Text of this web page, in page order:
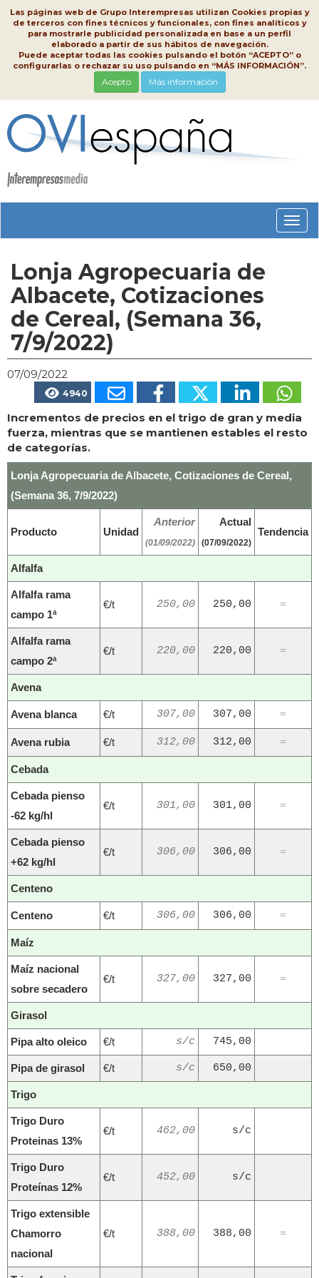
Las páginas web de Grupo Interempresas utilizan Cookies propias y
de terceros con fines técnicos y funcionales, con fines analíticos y
para mostrarle publicidad personalizada en base a un perfil
elaborado a partir de sus hábitos de navegación.
Puede aceptar todas las cookies pulsando el botón “ACEPTO” o
configurarlas o rechazar su uso pulsando en “MÁS INFORMACIÓN”.
Acepto Más información
Lonja Agropecuaria de
Albacete, Cotizaciones
de Cereal, (Semana 36,
7/9/2022)
07/09/2022
4940
Incrementos de precios en el trigo de gran y media
fuerza, mientras que se mantienen estables el resto
de categorías.
Lonja Agropecuaria de Albacete, Cotizaciones de Cereal,
(Semana 36, 7/9/2022)
Producto Unidad
Anterior
(01/09/2022)
Actual
(07/09/2022)
Tendencia
Alfalfa
Alfalfa rama
campo 1ª
€/t 250,00 250,00 =
Alfalfa rama
campo 2ª
€/t 220,00 220,00 =
Avena
Avena blanca €/t 307,00 307,00 =
Avena rubia €/t 312,00 312,00 =
Cebada
Cebada pienso
-62 kg/hl
€/t 301,00 301,00 =
Cebada pienso
+62 kg/hl
€/t 306,00 306,00 =
Centeno
Centeno €/t 306,00 306,00 =
Maíz
Maíz nacional
sobre secadero
€/t 327,00 327,00 =
Girasol
Pipa alto oleico €/t s/c 745,00
Pipa de girasol €/t s/c 650,00
Trigo
Trigo Duro
Proteinas 13%
€/t 462,00 s/c
Trigo Duro
Proteínas 12%
€/t 452,00 s/c
Trigo extensible
Chamorro
nacional
€/t 388,00 388,00 =